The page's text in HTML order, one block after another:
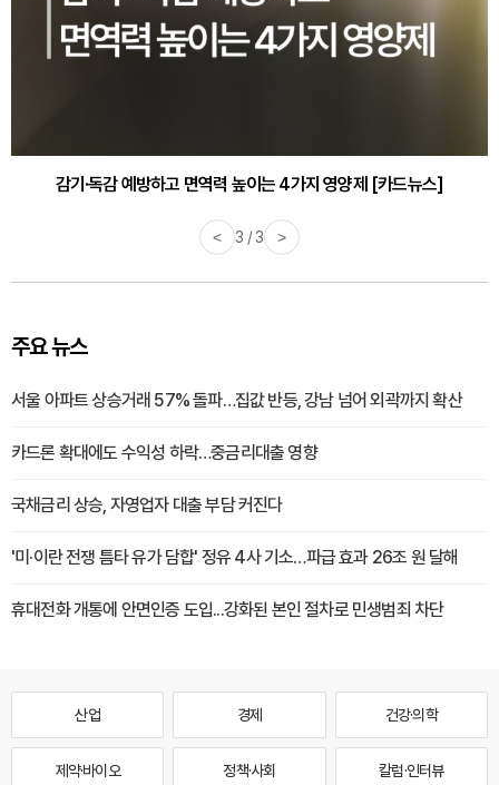
감기·독감 예방하고 면역력 높이는 4가지 영양제 [카드뉴스]
< 3 / 3 >
주요 뉴스
서울 아파트 상승거래 57% 돌파…집값 반등, 강남 넘어 외곽까지 확산
카드론 확대에도 수익성 하락…중금리대출 영향
국채금리 상승, 자영업자 대출 부담 커진다
'미·이란 전쟁 틈타 유가 담합' 정유 4사 기소…파급 효과 26조 원 달해
휴대전화 개통에 안면인증 도입...강화된 본인 절차로 민생범죄 차단
산업 경제 건강·의학
제약·바이오 정책·사회 칼럼·인터뷰